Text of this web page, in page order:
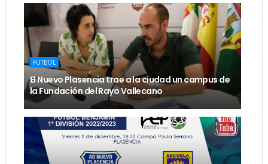
FUTBOL
El Nuevo Plasencia trae a la ciudad un campus de
la Fundación del Rayo Vallecano